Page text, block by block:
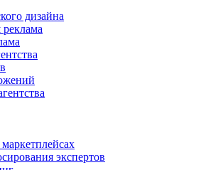
дизайна
реклама
экспертов